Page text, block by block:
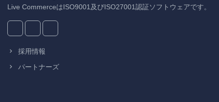
Live CommerceはISO9001及びISO27001認証ソフトウェアです。
採用情報
パートナーズ